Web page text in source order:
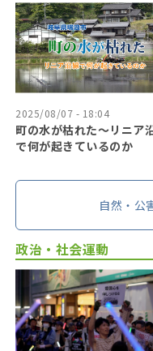
2025/08/07 - 18:04
町の水が枯れた～リニア
で何が起きているのか
自然・公
政治・社会運動